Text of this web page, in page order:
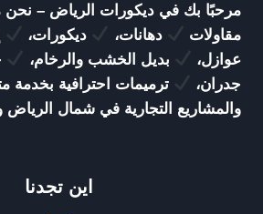
مرحبًا بك في ديكورات الرياض –
مقاولات
دهانات، ديكورات،
عوازل،
بديل الخشب والرخام،
جدران،
ترميمات احترافية بخدمة
والمشاريع التجارية في شمال
اين تجدنا